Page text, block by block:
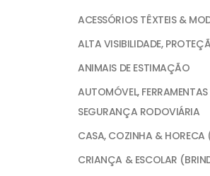
ACESSÓRIOS TÊXTEIS &
ALTA VISIBILIDADE,
ANIMAIS DE ESTIMAÇÃO
AUTOMÓVEL,
SEGURANÇA RODOVIÁRIA
CASA, COZINHA & HORECA
CRIANÇA & ESCOLAR